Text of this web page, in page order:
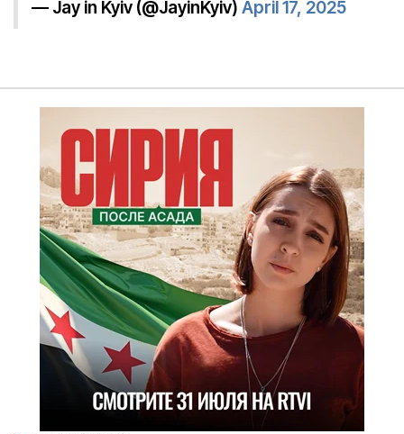
— Jay in Kyiv (@JayinKyiv) April 17, 2025